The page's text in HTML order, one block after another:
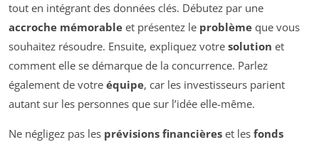
tout en intégrant des données clés. Débutez par une
accroche mémorable et présentez le problème que vous
souhaitez résoudre. Ensuite, expliquez votre solution et
comment elle se démarque de la concurrence. Parlez
également de votre équipe, car les investisseurs parient
autant sur les personnes que sur l’idée elle-même.
Ne négligez pas les prévisions financières et les fonds